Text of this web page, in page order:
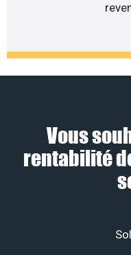
Vous
rentabilité